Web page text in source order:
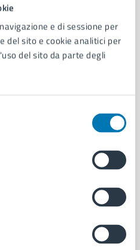
e di sessione per
del sito e cookie analitici per
del sito da parte degli